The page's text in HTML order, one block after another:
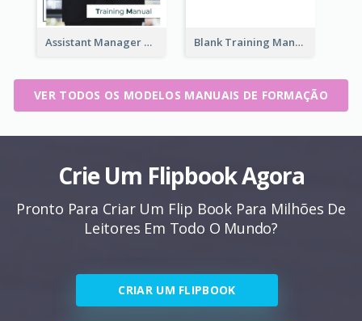
Assistant Manager Training Manual Blank Training Manual
VER TODOS OS MODELOS MANUAIS DE FORMAÇÃO
Crie Um Flipbook Agora
Pronto Para Criar Um Flip Book Para Milhões De
Leitores Em Todo O Mundo?
CRIAR UM FLIPBOOK